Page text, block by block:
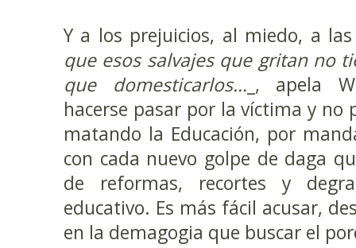
Y a los prejuicios, al miedo, a las
que esos salvajes que gritan no
que domesticarlos... _, apela
hacerse pasar por la víctima y no
matando la Educación, por
con cada nuevo golpe de daga
de reformas, recortes y
educativo. Es más fácil acusar,
en la demagogia que buscar el